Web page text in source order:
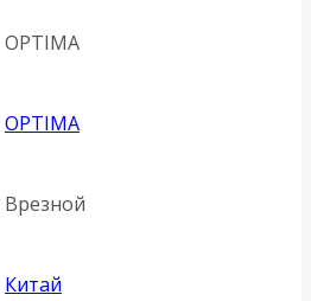
OPTIMA
OPTIMA
Врезной
Китай